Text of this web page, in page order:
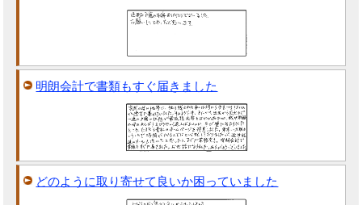
明朗会計で書類もすぐ届きました
どのように取り寄せて良いか困っていました